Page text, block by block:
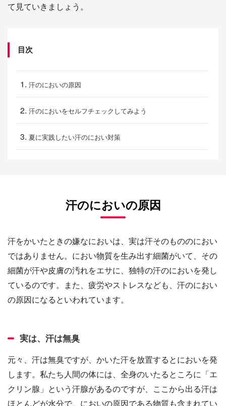
て見ていきましょう。
目次
汗のにおいの原因
汗のにおいをセルフチェックしてみよう
夏に実践したい汗のにおい対策
汗のにおいの原因
汗をかいたときの嫌なにおいは、実は汗そのもののにおい
ではありません。におい物質を生み出す細菌がいて、その
細菌が汗や皮膚の汚れをエサに、独特の汗のにおいを発し
ているのです。また、疲労やストレスなども、汗のにおい
の原因になるといわれています。
実は、汗は無臭
元々、汗は無臭ですが、かいた汗を放置するとにおいを発
します。私たち人間の体には、全身のいたるところに「エ
クリン腺」という汗腺があるのですが、ここから出る汗は
ほとんどが水分で、においの原因である物質も含まれてい